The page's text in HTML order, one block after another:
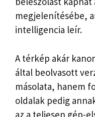
megjelenítésébe,
intelligencia leír.
A térkép akár
által beolvasott
másolata, hanem
oldalak pedig
az a teljesen gép-